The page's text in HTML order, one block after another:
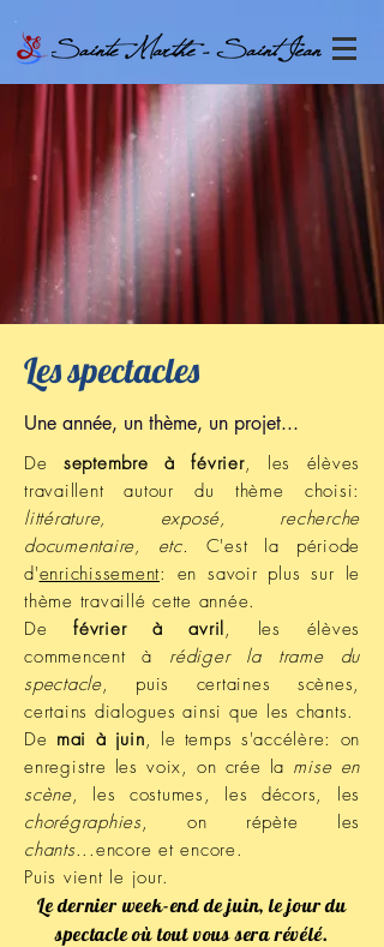
Les spectacles
Une année, un thème, un projet...
De septembre à février, les élèves
travaillent autour du thème choisi:
littérature, exposé, recherche
documentaire, etc.
C'est la période
d'enrichissement: en savoir plus sur le
thème travaillé cette année.
Defévrier à avril, les élèves
commencent à rédiger la trame du
spectacle, puis certaines scènes,
certains dialogues ainsi que les chants.
De mai à juin, le temps s'accélère: on
enregistre les voix, on crée la mise en
scène, les costumes, les décors, les
chorégraphies, on répète les
chants...encore et encore.
Puis vient le jour.
Le dernier week-end de juin, le jour du
spectacle où tout vous sera révélé.